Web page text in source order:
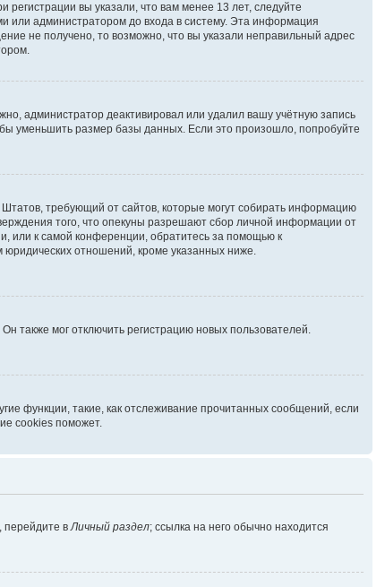
вы указали, что вам менее 13 лет, следуйте
или администратором до входа в систему. Эта информация
не получено, то возможно, что вы указали неправильный адрес
администратор деактивировал или удалил вашу учётную запись
уменьшить размер базы данных. Если это произошло, попробуйте
требующий от сайтов, которые могут собирать информацию
того, что опекуны разрешают сбор личной информации от
или к самой конференции, обратитесь за помощью к
отношений, кроме указанных ниже.
также мог отключить регистрацию новых пользователей.
функции, такие, как отслеживание прочитанных сообщений, если
cookies поможет.
перейдите вЛичный раздел; ссылка на него обычно находится